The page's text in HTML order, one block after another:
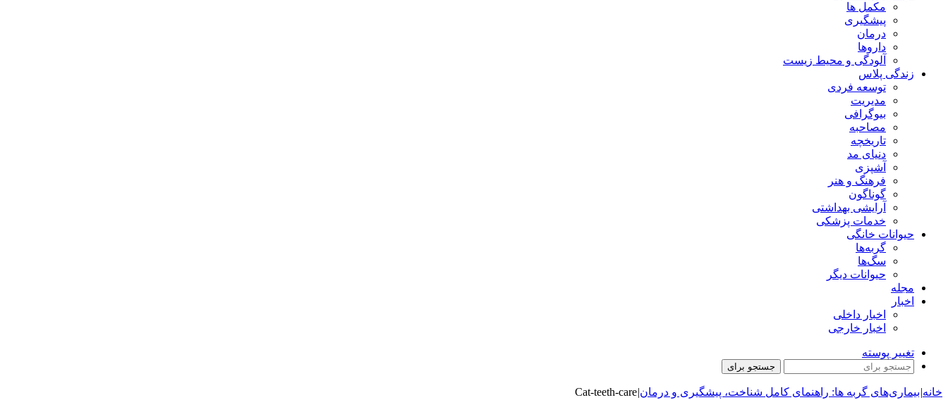
مکمل ها
پیشگیری
درمان
داروها
آلودگی و محیط زیست
زندگی پلاس
توسعه فردی
مدیریت
بیوگرافی
مصاحبه
تاریخچه
دنیای مد
آشپزی
فرهنگ و هنر
گوناگون
آرایشی بهداشتی
خدمات پزشکی
حیوانات خانگی
گربه‌ها
سگ‌ها
حیوانات دیگر
مجله
اخبار
اخبار داخلی
اخبار خارجی
تغییر پوسته
جستجو برای
خانه|بیماری‌های گربه‌ ها: راهنمای کامل شناخت، پیشگیری و درمان|
Cat-teeth-care